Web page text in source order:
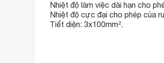
Nhiệt độ làm việc dài hạn cho
Nhiệt độ cực đại cho phép của
Tiết diện: 3x100mm².